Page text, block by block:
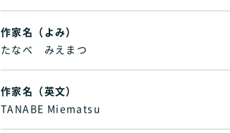
作家名（よみ）
たなべ みえまつ
作家名（英文）
TANABE Miematsu